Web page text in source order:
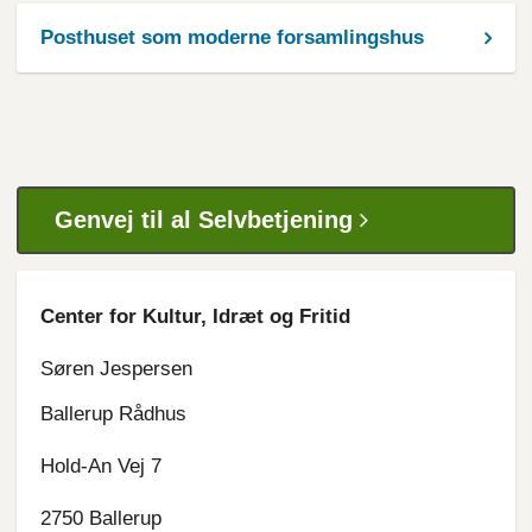
Posthuset som moderne forsamlingshus
Genvej til al Selvbetjening
Center for Kultur, Idræt og Fritid
Søren Jespersen
Ballerup Rådhus
Hold-An Vej 7
2750 Ballerup